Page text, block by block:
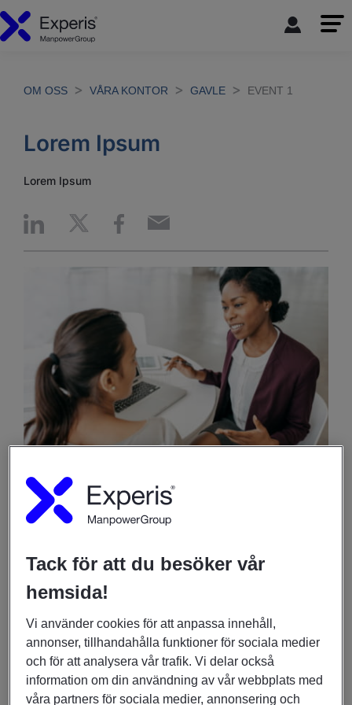
OM OSS VÅRA KONTOR GAVLE EVENT 1
Lorem Ipsum
Lorem Ipsum
Om eventet
När
28 augusti 2020
DU KANSKE OCKSÅ ÄR INTRESSERAD AV
INSIKTER OCH UNDERSÖKNINGAR
Tack för att du besöker vår
hemsida!
Vi använder cookies för att anpassa innehåll,
annonser, tillhandahålla funktioner för sociala medier
och för att analysera vår trafik. Vi delar också
information om din användning av vår webbplats med
våra partners för sociala medier, annonsering och